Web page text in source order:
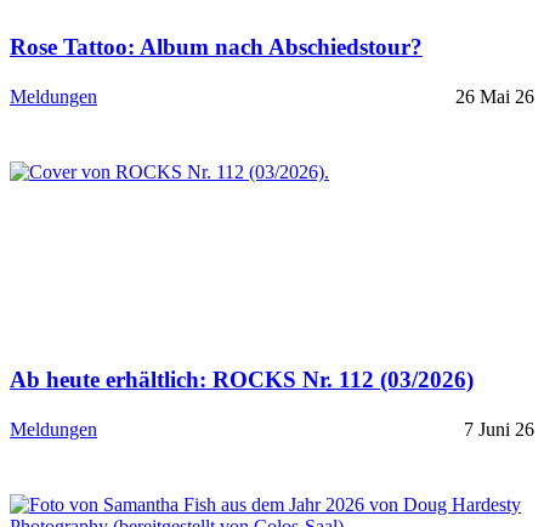
Rose Tattoo: Album nach Abschiedstour?
Meldungen 26 Mai 26
Ab heute erhältlich: ROCKS Nr. 112 (03/2026)
Meldungen 7 Juni 26